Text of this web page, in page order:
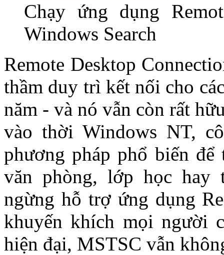
Chạy ứng dụng
Windows Search
Remote Desktop
thầm duy trì kết nối cho
năm - và nó vẫn còn rất
vào thời Windows NT,
phương pháp phổ biến
văn phòng, lớp học hay
ngừng hỗ trợ ứng dụng
khuyến khích mọi người
hiện đại, MSTSC vẫn